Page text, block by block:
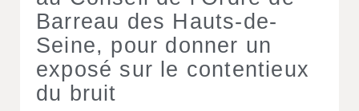
Barreau des Hauts-de-
Seine, pour donner un
exposé sur le contentieux
du bruit